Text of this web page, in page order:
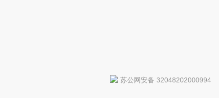
苏公网安备 32048202000994